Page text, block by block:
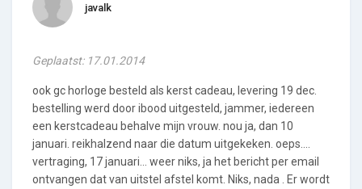
javalk
Geplaatst: 17.01.2014
ook gc horloge besteld als kerst cadeau, levering 19 dec.
bestelling werd door ibood uitgesteld, jammer, iedereen
een kerstcadeau behalve mijn vrouw. nou ja, dan 10
januari. reikhalzend naar die datum uitgekeken. oeps....
vertraging, 17 januari... weer niks, ja het bericht per email
ontvangen dat van uitstel afstel komt. Niks, nada . Er wordt